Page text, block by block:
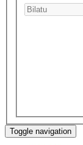
Toggle navigation